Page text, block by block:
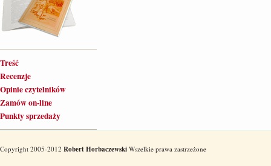
Treść
Recenzje
Opinie czytelników
Zamów on-line
Punkty sprzedaży
Copyright 2005-2012 Robert Horbaczewski Wszelkie prawa zastrzeżone